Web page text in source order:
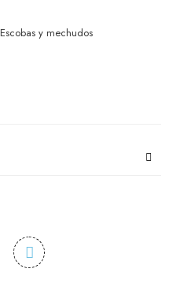
Escobas y mechudos